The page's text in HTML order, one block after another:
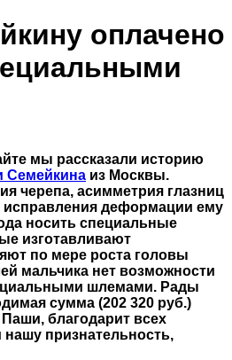
оплачено
мы рассказали историю
Семейкина из Москвы.
черепа, асимметрия глазниц
деформации ему
носить специальные
изготавливают
по мере роста головы
мальчика нет возможности
шлемами. Рады
сумма (202 320 руб.)
благодарит всех
признательность,